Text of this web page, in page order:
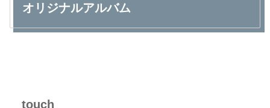
オリジナルアルバム
touch